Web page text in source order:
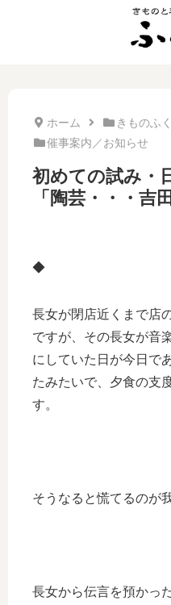
ホーム
きものふ
催事案内／お知らせ
初めての試み・
「陶芸・・・吉
◆
長女が閉店近くまで店
ですが、その長女が音
にしていた日が今日で
たみたいで、夕食の支
す。
そうなると慌てるのが
長女から伝言を預かっ